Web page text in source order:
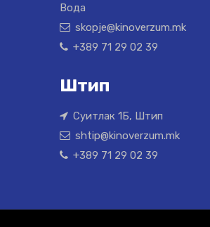
Вода
skopje@kinoverzum.mk
+389 71 29 02 39
Штип
Суитлак 1Б, Штип
shtip@kinoverzum.mk
+389 71 29 02 39